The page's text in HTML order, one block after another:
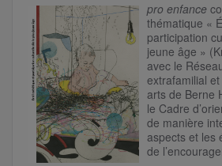
pro enfance
thématique «
participation
jeune âge »
avec le
extrafamilial
arts de Berne
le Cadre
de manière
aspects et les
de